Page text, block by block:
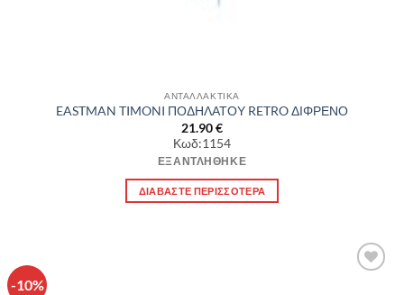
ΑΝΤΑΛΛΑΚΤΙΚΑ
EASTMAN TIMONI ΠΟΔΗΛΑΤΟΥ RETRO ΔΙΦΡΕΝΟ
21.90€
Κωδ:1154
ΕΞΑΝΤΛΉΘΗΚΕ
ΔΙΑΒΆΣΤΕ ΠΕΡΙΣΣΌΤΕΡΑ
-10%